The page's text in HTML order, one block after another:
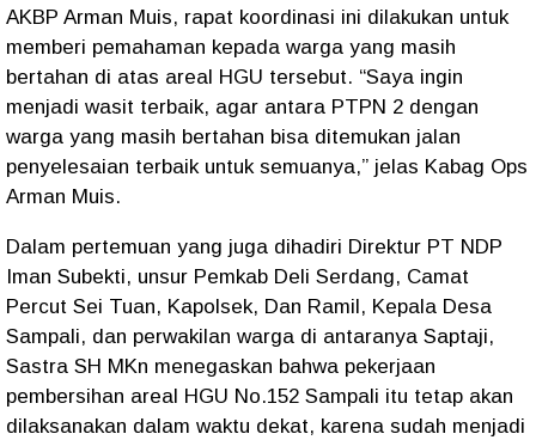
AKBP Arman Muis, rapat koordinasi ini dilakukan untuk
memberi pemahaman kepada warga yang masih
bertahan di atas areal HGU tersebut. “Saya ingin
menjadi wasit terbaik, agar antara PTPN 2 dengan
warga yang masih bertahan bisa ditemukan jalan
penyelesaian terbaik untuk semuanya,” jelas Kabag Ops
Arman Muis.
Dalam pertemuan yang juga dihadiri Direktur PT NDP
Iman Subekti, unsur Pemkab Deli Serdang, Camat
Percut Sei Tuan, Kapolsek, Dan Ramil, Kepala Desa
Sampali, dan perwakilan warga di antaranya Saptaji,
Sastra SH MKn menegaskan bahwa pekerjaan
pembersihan areal HGU No.152 Sampali itu tetap akan
dilaksanakan dalam waktu dekat, karena sudah menjadi